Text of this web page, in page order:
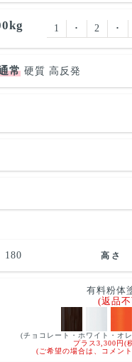
1 ･ 2 ･
常 硬質 高反発
180 高さ
有料粉体
(返品
(チョコレート・ホワイト・オ
プラス3,300円(
(ご希望の場合は、コメン